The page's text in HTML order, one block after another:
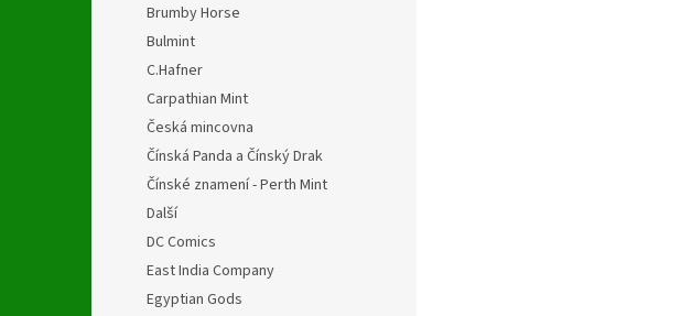
Brumby Horse
Bulmint
C.Hafner
Carpathian Mint
Česká mincovna
Čínská Panda a Čínský Drak
Čínské znamení - Perth Mint
Další
DC Comics
East India Company
Egyptian Gods